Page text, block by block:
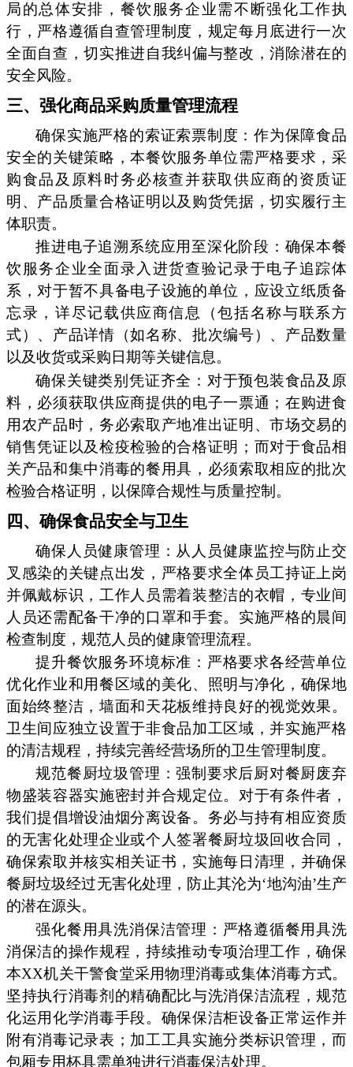
局的总体安排，餐饮服务企业需不断强化工作执
行，严格遵循自查管理制度，规定每月底进行一次
全面自查，切实推进自我纠偏与整改，消除潜在的
安全风险。
三、强化商品采购质量管理流程
确保实施严格的索证索票制度：作为保障食品
安全的关键策略，本餐饮服务单位需严格要求，采
购食品及原料时务必核查并获取供应商的资质证
明、产品质量合格证明以及购货凭据，切实履行主
体职责。
推进电子追溯系统应用至深化阶段：确保本餐
饮服务企业全面录入进货查验记录于电子追踪体
系，对于暂不具备电子设施的单位，应设立纸质备
忘录，详尽记载供应商信息（包括名称与联系方
式）、产品详情（如名称、批次编号）、产品数量
以及收货或采购日期等关键信息。
确保关键类别凭证齐全：对于预包装食品及原
料，必须获取供应商提供的电子一票通；在购进食
用农产品时，务必索取产地准出证明、市场交易的
销售凭证以及检疫检验的合格证明；而对于食品相
关产品和集中消毒的餐用具，必须索取相应的批次
检验合格证明，以保障合规性与质量控制。
四、确保食品安全与卫生
确保人员健康管理：从人员健康监控与防止交
叉感染的关键点出发，严格要求全体员工持证上岗
并佩戴标识，工作人员需着装整洁的衣帽，专业间
人员还需配备干净的口罩和手套。实施严格的晨间
检查制度，规范人员的健康管理流程。
提升餐饮服务环境标准：严格要求各经营单位
优化作业和用餐区域的美化、照明与净化，确保地
面始终整洁，墙面和天花板维持良好的视觉效果。
卫生间应独立设置于非食品加工区域，并实施严格
的清洁规程，持续完善经营场所的卫生管理制度。
规范餐厨垃圾管理：强制要求后厨对餐厨废弃
物盛装容器实施密封并合规定位。对于有条件者，
我们提倡增设油烟分离设备。务必与持有相应资质
的无害化处理企业或个人签署餐厨垃圾回收合同，
确保索取并核实相关证书，实施每日清理，并确保
餐厨垃圾经过无害化处理，防止其沦为‘地沟油’生产
的潜在源头。
强化餐用具洗消保洁管理：严格遵循餐用具洗
消保洁的操作规程，持续推动专项治理工作，确保
本XX机关干警食堂采用物理消毒或集体消毒方式。
坚持执行消毒剂的精确配比与洗消保洁流程，规范
化运用化学消毒手段。确保保洁柜设备正常运作并
附有消毒记录表；加工工具实施分类标识管理，而
包厢专用杯具需单独进行消毒保洁处理。